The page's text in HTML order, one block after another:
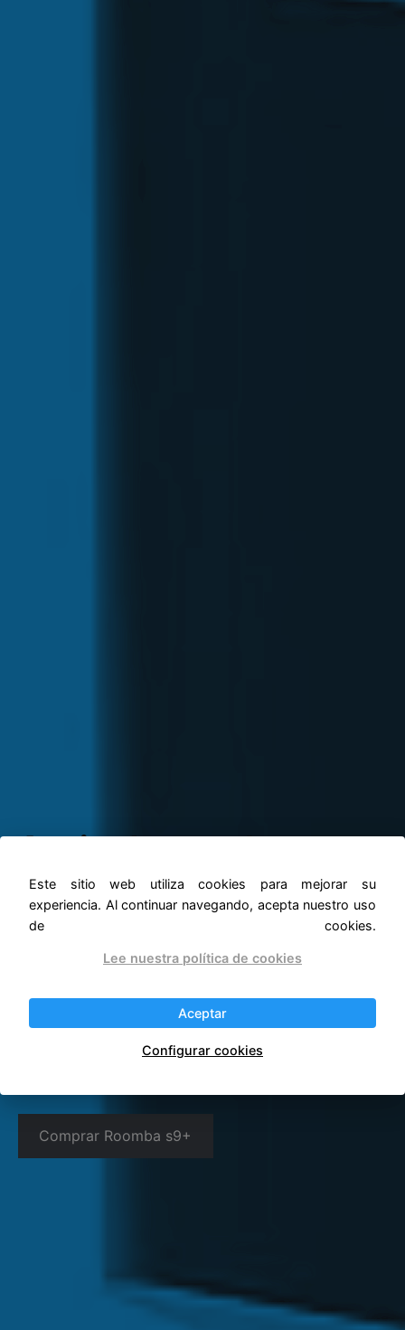
Aspiradoras robot para
mascotas
Mejor aspiradora robot
para pelos de perro
Según nuestros análisis el mejor robot
Comprar Roomba s9+
Este sitio web utiliza cookies para mejorar su
experiencia. Al continuar navegando, acepta nuestro uso
de cookies.
Lee nuestra política de cookies
Aceptar
Configurar cookies